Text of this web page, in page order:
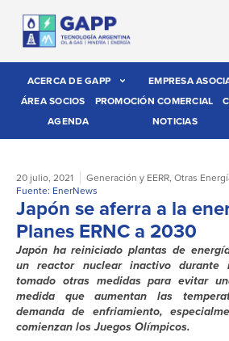
ACERCA DE GAPP EMPRESA
ÁREA SOCIOS
PROMOCIÓN COMERCIAL
AGENDA
NOTICIAS
20 julio, 2021 Generación y EERR, Otras
Fuente: EnerNews
Japón se aferra a la
Planes ERNC a 2030
Japón ha reiniciado plantas de
un reactor nuclear inactivo
tomado otras medidas para evitar
medida que aumentan las
demanda de enfriamiento,
comienzan los Juegos Olímpicos.